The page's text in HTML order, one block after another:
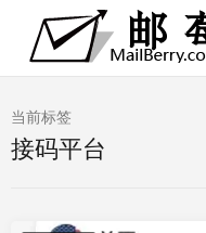
当前标签
接码平台